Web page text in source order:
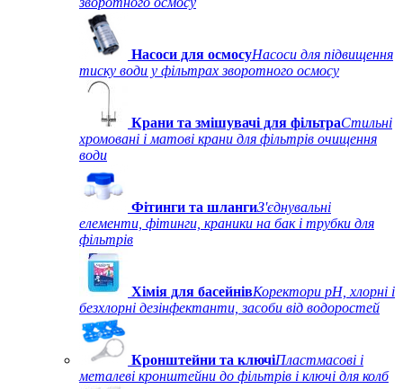
Насоси для осмосуНасоси для підвищення
тиску води у фільтрах зворотного осмосу
Крани та змішувачі для фільтраСтильні
хромовані і матові крани для фільтрів очищення
води
Фітинги та шлангиЗ'єднувальні
елементи, фітинги, краники на бак і трубки для
фільтрів
Хімія для басейнівКоректори рН, хлорні і
безхлорні дезінфектанти, засоби від водоростей
Кронштейни та ключіПластмасові і
металеві кронштейни до фільтрів і ключі для колб